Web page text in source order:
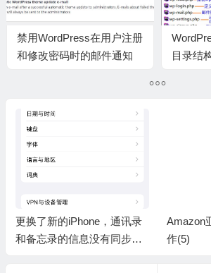
禁用WordPress在用户注册
和修改密码时的邮件通知
目录结
更换了新的iPhone，通讯录
和备忘录的信息没有同步过
Amazon
作(5)